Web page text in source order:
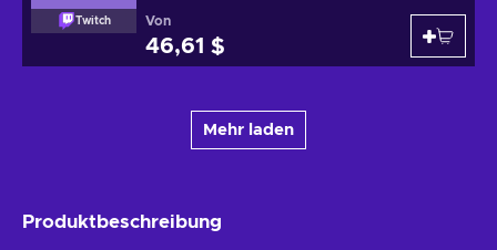
Twitch Von
46,61 $
Mehr laden
Produktbeschreibung